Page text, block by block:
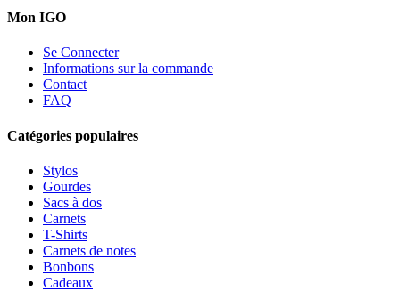
Mon IGO
Se Connecter
Informations sur la commande
Contact
FAQ
Catégories populaires
Stylos
Gourdes
Sacs à dos
Carnets
T-Shirts
Carnets de notes
Bonbons
Cadeaux